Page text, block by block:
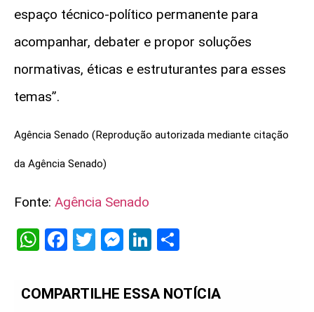
espaço técnico-político permanente para
acompanhar, debater e propor soluções
normativas, éticas e estruturantes para esses
temas”.
Agência Senado (Reprodução autorizada mediante citação
da Agência Senado)
Fonte: Agência Senado
WhatsApp
Facebook
TwitterMessenger
LinkedIn
COMPARTILHE ESSA NOTÍCIA